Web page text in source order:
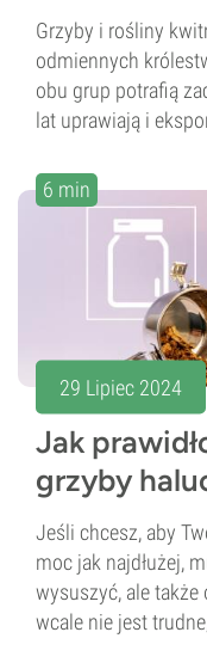
Grzyby i rośliny
odmiennych
obu grup potrafią
lat uprawiają i
6 min
29 Lipiec 2024
Jak
grzyby
Jeśli chcesz, aby
moc jak najdłużej,
wysuszyć, ale
wcale nie jest